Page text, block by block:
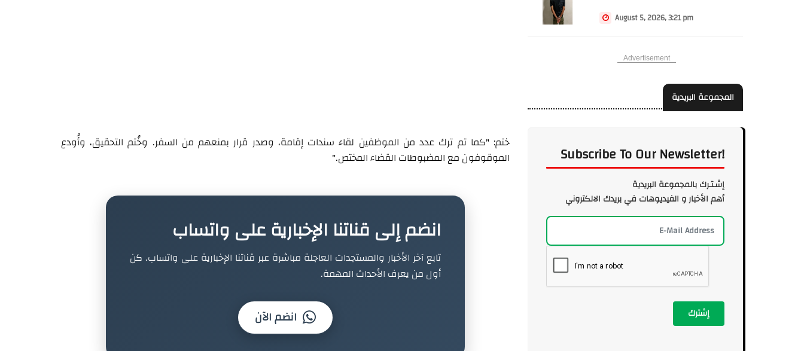
ختم: "كما تم ترك عدد من الموظفين لقاء سندات إقامة، وصدر قرار بمنعهم من السفر. وخُتم التحقيق، وأُودع
الموقوفون مع المضبوطات القضاء المختص."
انضم إلى قناتنا الإخبارية على واتساب
تابع آخر الأخبار والمستجدات العاجلة مباشرة عبر قناتنا الإخبارية على واتساب. كن
أول من يعرف الأحداث المهمة.
انضم الآن
August 5, 2026, 3:21 pm
Advertisement
المجموعة البريدية
Subscribe To Our Newsletter!
إشـتـرك بالمجموعة البريدية
أهم الأخبار و الفيديوهات في بريدك الالكتروني
إشترك